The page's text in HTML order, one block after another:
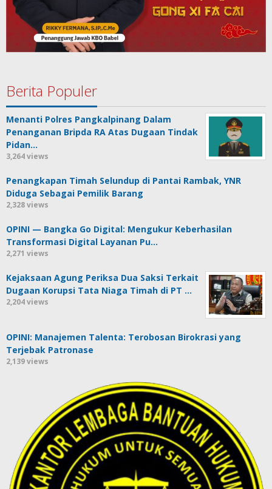
Berita Populer
Menanti Polres Pangkalpinang Dalam
Penanganan Bripda RA Atas Dugaan Tindak
Pidan…
3,264 views
Penangkapan Timah Selundup di Pantai Rambak, YNR
Diduga Sebagai Pemilik Barang
2,328 views
OPINI — Bangka Go Digital: Mengukur Keberhasilan
Transformasi Digital Layanan Pu…
2,271 views
Kejaksaan Agung Periksa Dua Saksi Terkait
Dugaan Korupsi Tata Niaga Timah di PT …
2,204 views
OPINI: Manajemen Talenta: Terobosan Birokrasi yang
Terjebak Patronase
2,139 views